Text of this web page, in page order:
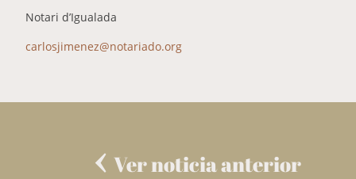
Notari d’Igualada
carlosjimenez@notariado.org
Ver noticia anterior